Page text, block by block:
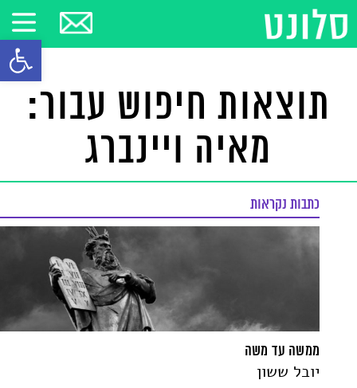
פתח
תוצאות חיפוש עבור:
מאיה ויינברג
כתבות נקראות
ממשה עד משה
יובל ששון